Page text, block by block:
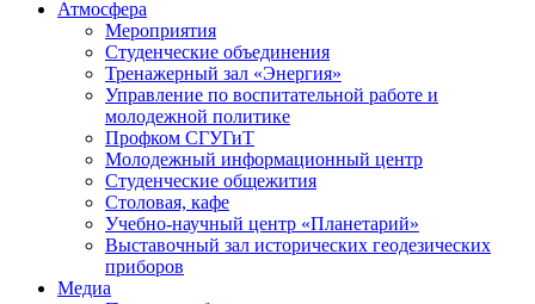
Атмосфера
Мероприятия
Студенческие объединения
Тренажерный зал «Энергия»
Управление по воспитательной работе и
молодежной политике
Профком СГУГиТ
Молодежный информационный центр
Студенческие общежития
Столовая, кафе
Учебно-научный центр «Планетарий»
Выставочный зал исторических геодезических
приборов
Медиа